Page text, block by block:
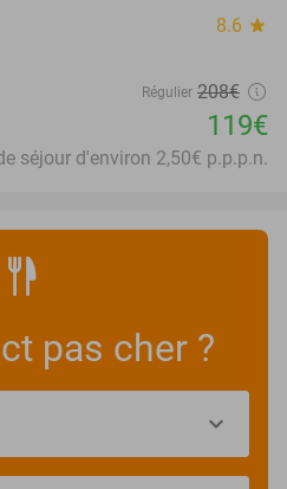
8.6 star
Régulier 208€
119€
séjour d'environ 2,50€ p.p.p.n.
pas cher ?